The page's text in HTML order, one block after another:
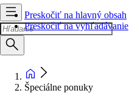
Preskočiť na hlavný obsah
Preskočiť na vyhľadávanie
Špeciálne ponuky